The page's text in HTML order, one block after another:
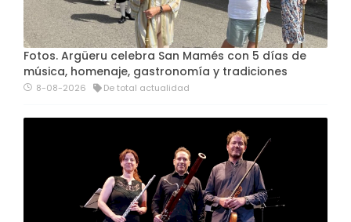
Fotos. Argüeru celebra San Mamés con 5 días de
música, homenaje, gastronomía y tradiciones
8-08-2026 De total actualidad